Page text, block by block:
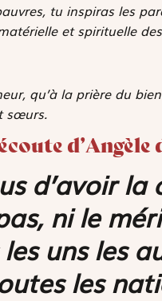
tu inspiras les
et spirituelle
qu’à la prière du
sœurs.
d’Angèle
d’avoir
ni le
uns les
les